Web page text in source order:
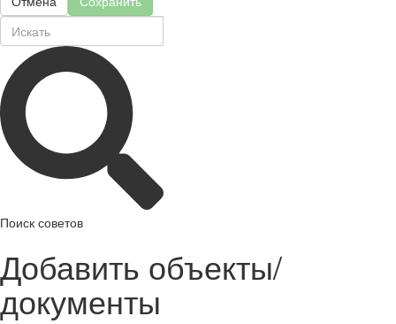
Поиск советов
Добавить объекты/
документы